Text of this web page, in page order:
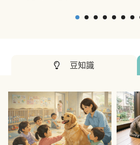
豆知識